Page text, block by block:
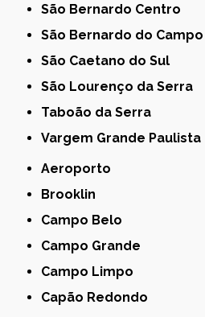
São Bernardo Centro
São Bernardo do Campo
São Caetano do Sul
São Lourenço da Serra
Taboão da Serra
Vargem Grande Paulista
Aeroporto
Brooklin
Campo Belo
Campo Grande
Campo Limpo
Capão Redondo